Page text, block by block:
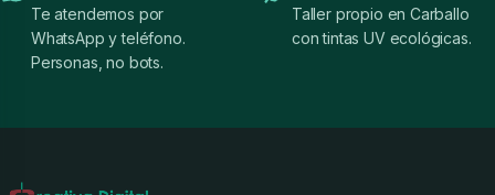
Te atendemos por
WhatsApp y teléfono.
Personas, no bots.
Taller propio en Carballo
con tintas UV ecológicas.